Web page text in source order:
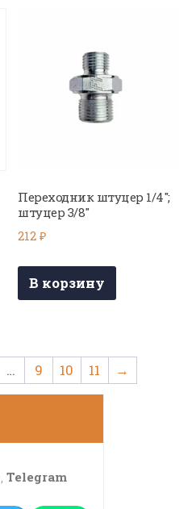
Переходник штуцер 1/4″;
штуцер 3/8″
212₽
В корзину
… 9 10 11 →
, Telegram